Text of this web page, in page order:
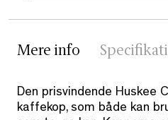
Mere info
Den prisvindende Huskee
kaffekop, som både kan